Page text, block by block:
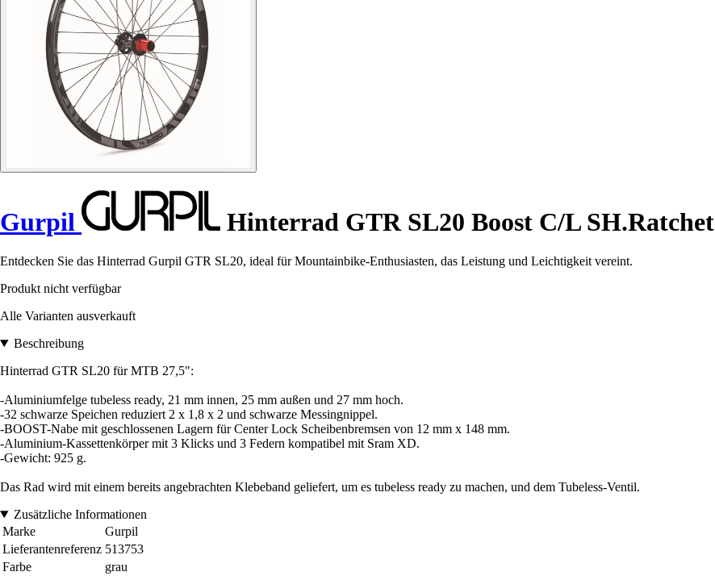
Gurpil Hinterrad GTR SL20 Boost C/L SH.Ratchet
Entdecken Sie das Hinterrad Gurpil GTR SL20, ideal für Mountainbike-Enthusiasten, das Leistung und Leichtigkeit vereint.
Produkt nicht verfügbar
Alle Varianten ausverkauft
Beschreibung
Hinterrad GTR SL20 für MTB 27,5":
-Aluminiumfelge tubeless ready, 21 mm innen, 25 mm außen und 27 mm hoch.
-32 schwarze Speichen reduziert 2 x 1,8 x 2 und schwarze Messingnippel.
-BOOST-Nabe mit geschlossenen Lagern für Center Lock Scheibenbremsen von 12 mm x 148 mm.
-Aluminium-Kassettenkörper mit 3 Klicks und 3 Federn kompatibel mit Sram XD.
-Gewicht: 925 g.
Das Rad wird mit einem bereits angebrachten Klebeband geliefert, um es tubeless ready zu machen, und dem Tubeless-Ventil.
Zusätzliche Informationen
Marke
Gurpil
Lieferantenreferenz 513753
Farbe
grau